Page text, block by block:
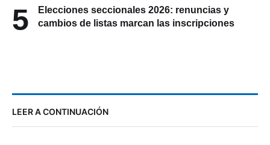
5
Elecciones seccionales 2026: renuncias y
cambios de listas marcan las inscripciones
LEER A CONTINUACIÓN